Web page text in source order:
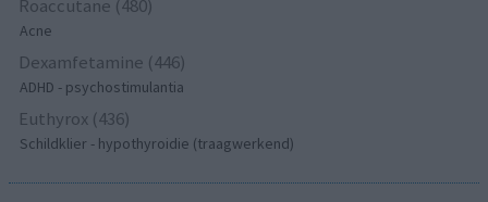
Roaccutane (480)
Acne
Dexamfetamine (446)
ADHD - psychostimulantia
Euthyrox (436)
Schildklier - hypothyroidie (traagwerkend)